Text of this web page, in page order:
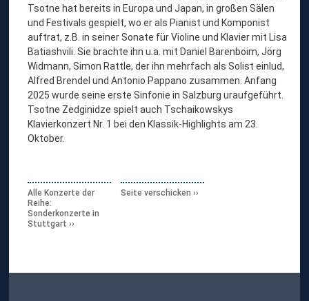
Tsotne hat bereits in Europa und Japan, in großen Sälen
und Festivals gespielt, wo er als Pianist und Komponist
auftrat, z.B. in seiner Sonate für Violine und Klavier mit Lisa
Batiashvili. Sie brachte ihn u.a. mit Daniel Barenboim, Jörg
Widmann, Simon Rattle, der ihn mehrfach als Solist einlud,
Alfred Brendel und Antonio Pappano zusammen. Anfang
2025 wurde seine erste Sinfonie in Salzburg uraufgeführt.
Tsotne Zedginidze spielt auch Tschaikowskys
Klavierkonzert Nr. 1 bei den Klassik-Highlights am 23.
Oktober.
Alle Konzerte der
Reihe:
Sonderkonzerte in
Stuttgart
Seite verschicken